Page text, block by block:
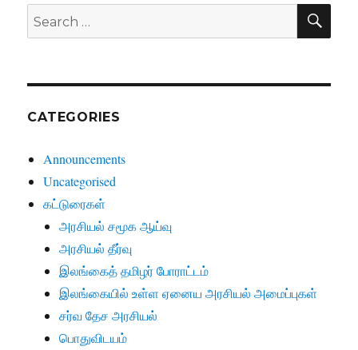
Search
for:
CATEGORIES
Announcements
Uncategorised
கட்டுரைகள்
அரசியல் சமூக ஆய்வு
அரசியல் தீர்வு
இலங்கைத் தமிழர் போராட்டம்
இலங்கையில் உள்ள ஏனைய அரசியல் அமைப்புகள்
சர்வ தேச அரசியல்
பொதுவிடயம்